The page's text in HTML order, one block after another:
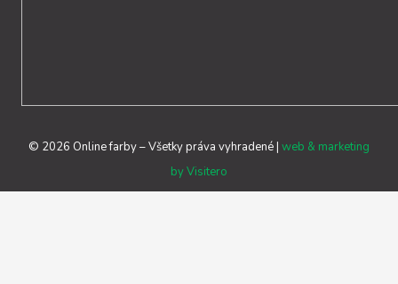
© 2026 Online farby – Všetky práva vyhradené | web & marketing
byVisitero